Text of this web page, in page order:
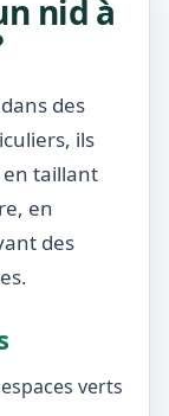
nid à
des
ils
taillant
en
des
verts